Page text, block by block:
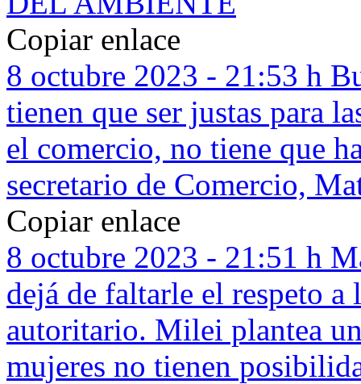
Copiar enlace
8 octubre 2023 - 21:53 h
tienen que ser justas para
el comercio, no tiene que
secretario de Comercio,
Copiar enlace
8 octubre 2023 - 21:51 h
dejá de faltarle el respeto a
autoritario. Milei plantea
mujeres no tienen